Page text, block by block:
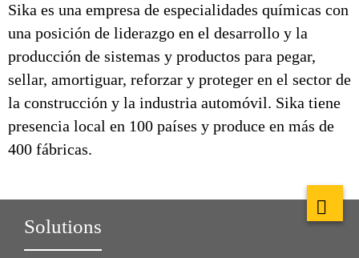
Sika es una empresa de especialidades químicas con
una posición de liderazgo en el desarrollo y la
producción de sistemas y productos para pegar,
sellar, amortiguar, reforzar y proteger en el sector de
la construcción y la industria automóvil. Sika tiene
presencia local en 100 países y produce en más de
400 fábricas.
Solutions